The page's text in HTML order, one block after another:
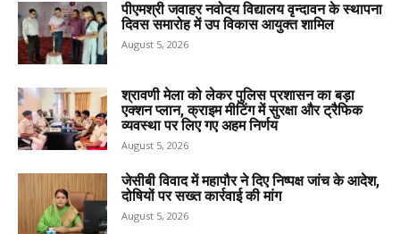
पीएमश्री जवाहर नवोदय विद्यालय वृन्दावन के स्थापना
दिवस समारोह में उप विकास आयुक्त शामिल
August 5, 2026
श्रावणी मेला को लेकर पुलिस प्रशासन का बड़ा
एक्शन प्लान, क्राइम मीटिंग में सुरक्षा और ट्रैफिक
व्यवस्था पर लिए गए अहम निर्णय
August 5, 2026
जेसीबी विवाद में महापौर ने दिए निष्पक्ष जांच के आदेश,
दोषियों पर सख्त कार्रवाई की मांग
August 5, 2026